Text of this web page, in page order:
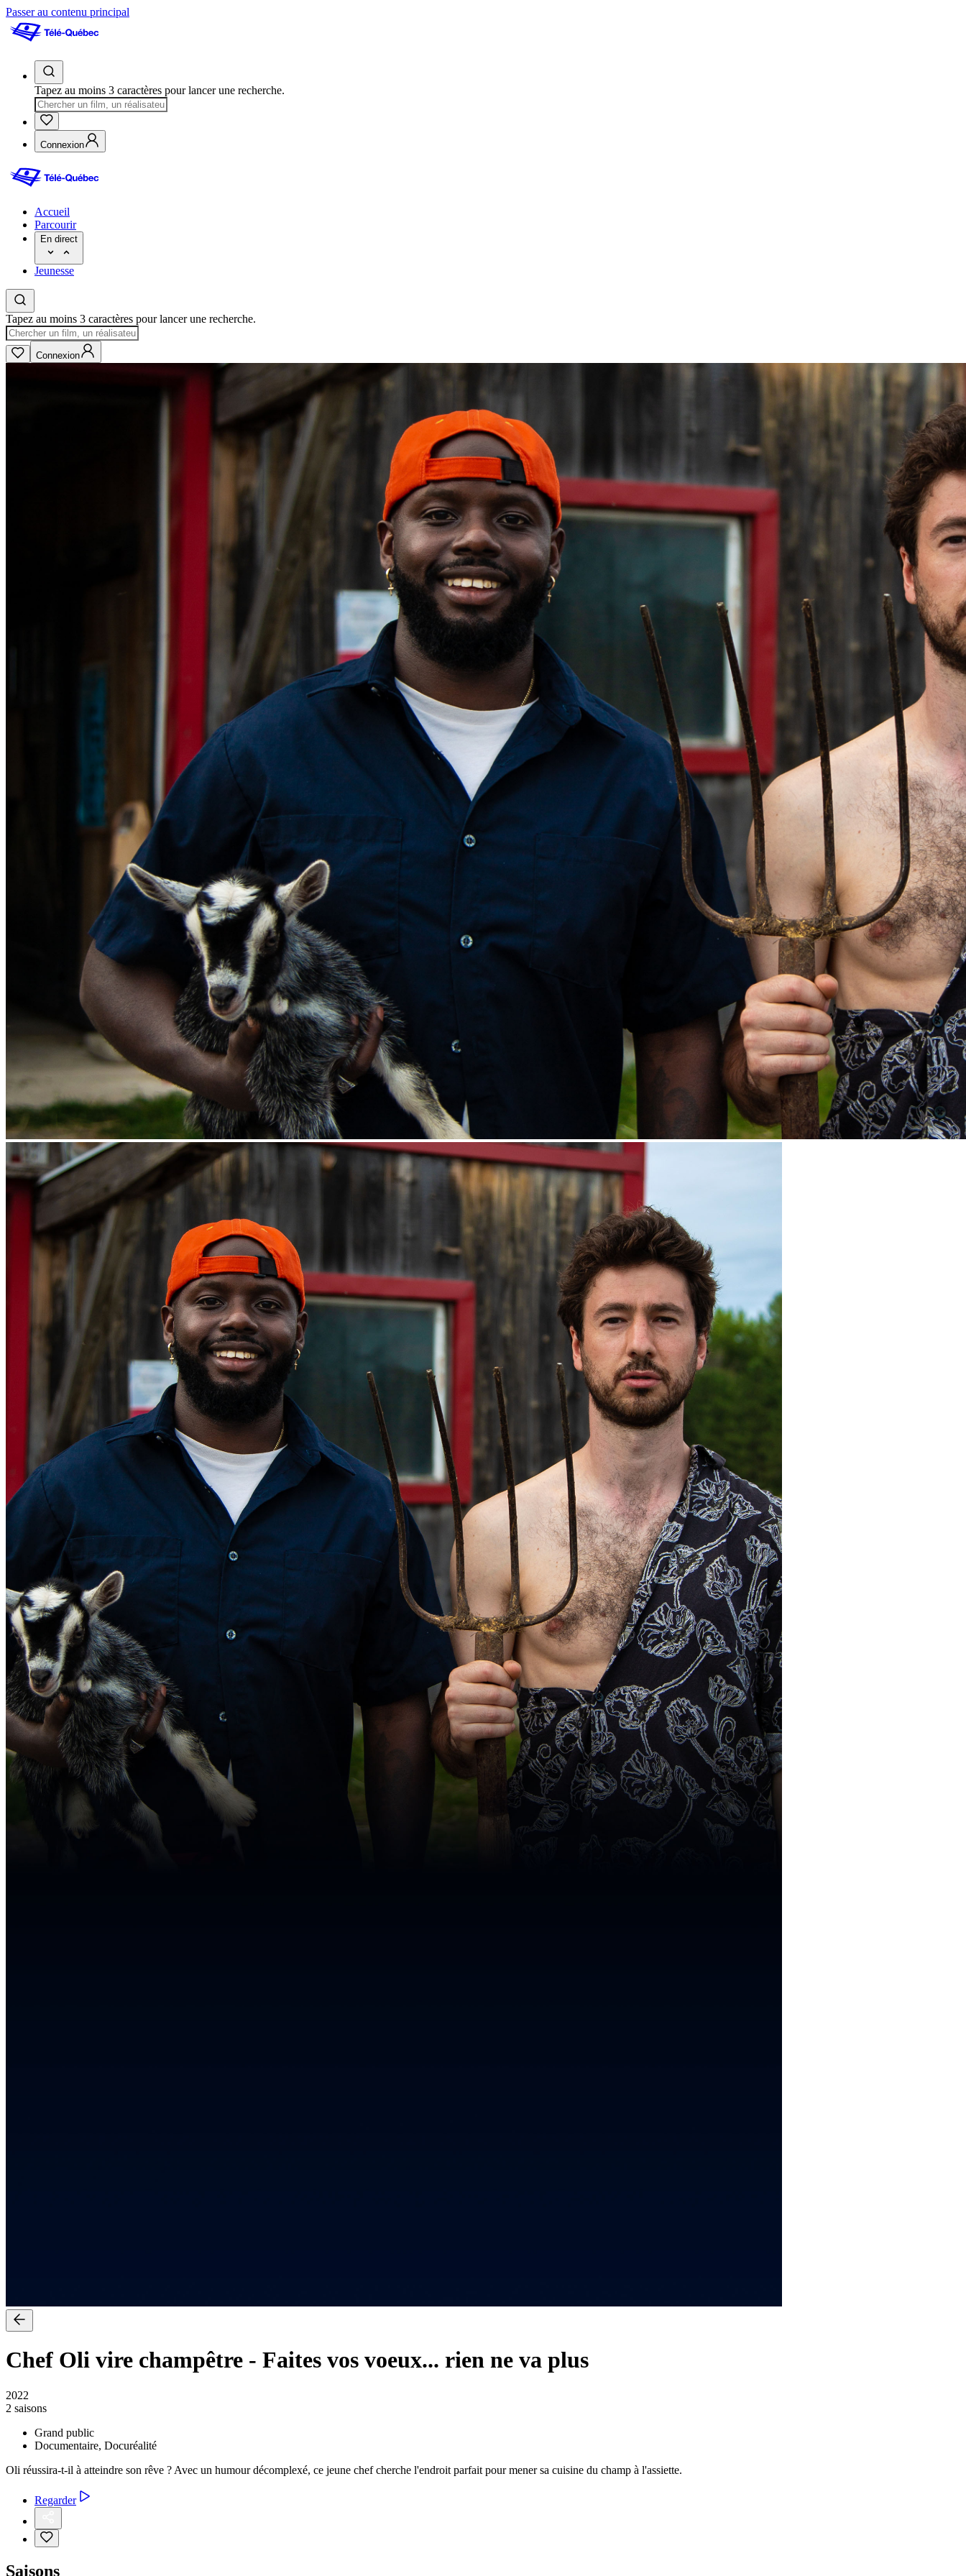
Passer au contenu principal
Tapez au moins 3 caractères pour lancer une recherche.
Connexion
Accueil
Parcourir
En direct
Jeunesse
Tapez au moins 3 caractères pour lancer une recherche.
Connexion
Chef Oli vire champêtre - Faites vos voeux... rien ne va plus
2022
2 saisons
Grand public
Documentaire, Docuréalité
Oli réussira-t-il à atteindre son rêve ? Avec un humour décomplexé, ce jeune chef cherche l'endroit parfait pour mener sa cuisine du champ à l'assiette.
Regarder
Saisons